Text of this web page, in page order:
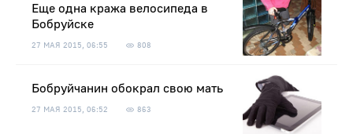
Еще одна кража велосипеда в
Бобруйске
27 МАЯ 2015, 06:55 808
Бобруйчанин обокрал свою мать
27 МАЯ 2015, 06:52 863